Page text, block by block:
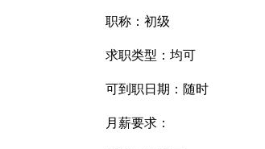
职称：初级
求职类型：均可
可到职日期：随时
月薪要求：